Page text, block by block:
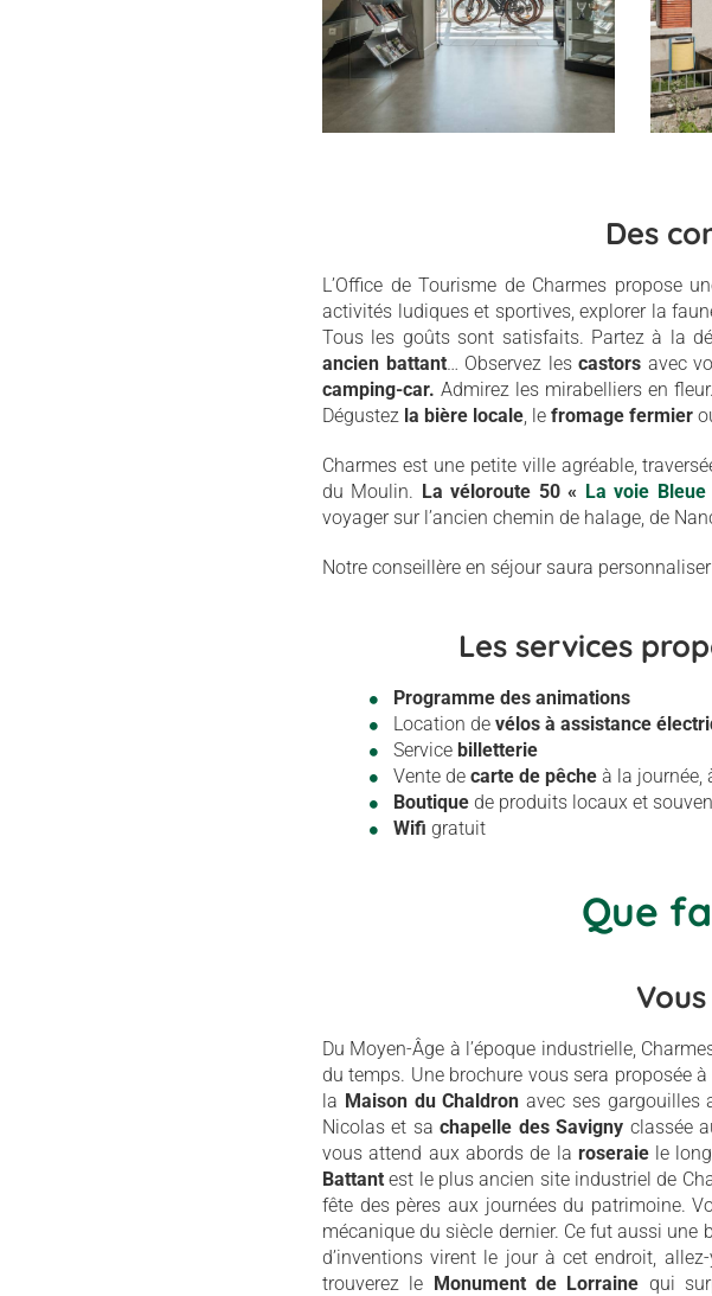
Des
L’Office de Tourisme de Charmes propose
activités ludiques et sportives, explorer la
Tous les goûts sont satisfaits. Partez à la
ancien battant… Observez les castors avec
camping-car. Admirez les mirabelliers en
Dégustez la bière locale , le fromage fermier
Charmes est une petite ville agréable,
du Moulin. La véloroute 50 « La voie Bleue
voyager sur l’ancien chemin de halage, de
Notre conseillère en séjour saura
Les services
Programme des animations
Location de vélos à assistance
Service billetterie
Vente de carte de pêche à la journée,
Boutique de produits locaux et
Wifi gratuit
Que
Du Moyen-Âge à l’époque industrielle,
du temps. Une brochure vous sera proposée
la Maison du Chaldron avec ses gargouilles
Nicolas et sachapelle des Savigny classée
vous attend aux abords de la roseraiele long
Battant est le plus ancien site industriel de
fête des pères aux journées du patrimoine.
mécanique du siècle dernier. Ce fut aussi une
d’inventions virent le jour à cet endroit,
trouverez le Monument de Lorraine qui